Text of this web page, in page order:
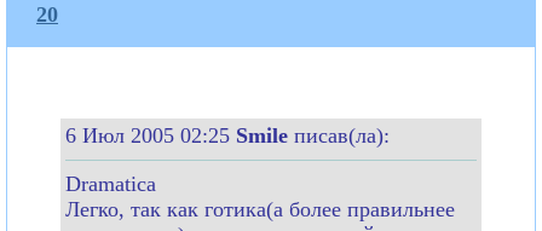
20
6 Июл 2005 02:25 Smile писав(ла):
Dramatica
Легко, так как готика(а более правильнее